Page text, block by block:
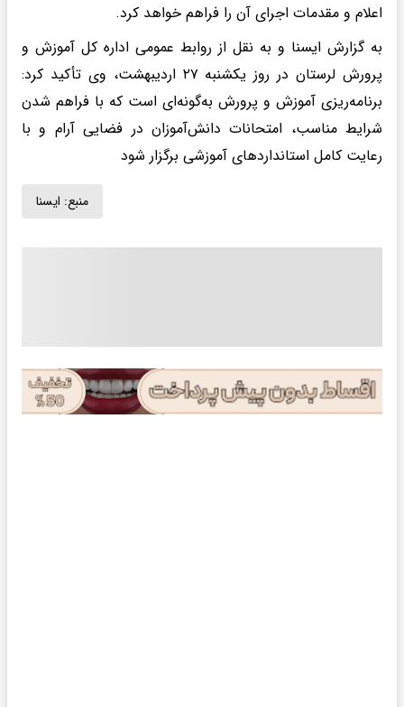
اعلام و مقدمات اجرای آن را فراهم خواهد کرد.
به گزارش ایسنا و به نقل از روابط عمومی اداره کل آموزش و
پرورش لرستان در روز یکشنبه ۲۷ اردیبهشت، وی تأکید کرد:
برنامه‌ریزی آموزش و پرورش به‌گونه‌ای است که با فراهم شدن
شرایط مناسب، امتحانات دانش‌آموزان در فضایی آرام و با
رعایت کامل استانداردهای آموزشی برگزار شود
منبع: ايسنا